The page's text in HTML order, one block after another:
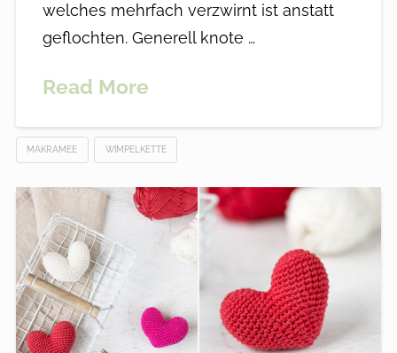
welches mehrfach verzwirnt ist anstatt
geflochten. Generell knote …
Read More
MAKRAMEE WIMPELKETTE